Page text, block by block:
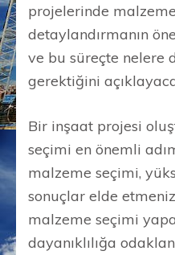
projelerinde
detaylandırmanın
ve bu süreçte nelere
gerektiğini
Bir inşaat projesi
seçimi en önemli
malzeme seçimi,
sonuçlar elde
malzeme seçimi
dayanıklılığa